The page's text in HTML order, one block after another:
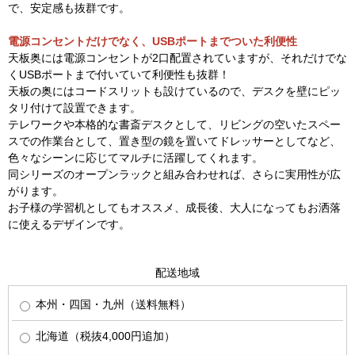
で、安定感も抜群です。
電源コンセントだけでなく、USBポートまでついた利便性
天板奥には電源コンセントが2口配置されていますが、それだけでな
くUSBポートまで付いていて利便性も抜群！
天板の奥にはコードスリットも設けているので、デスクを壁にピッ
タリ付けて設置できます。
テレワークや本格的な書斎デスクとして、リビングの空いたスペー
スでの作業台として、置き型の鏡を置いてドレッサーとしてなど、
色々なシーンに応じてマルチに活躍してくれます。
同シリーズのオープンラックと組み合わせれば、さらに実用性が広
がります。
お子様の学習机としてもオススメ、成長後、大人になってもお洒落
に使えるデザインです。
配送地域
本州・四国・九州（送料無料）
北海道（税抜4,000円追加）